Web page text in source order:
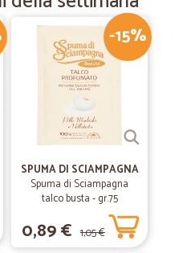
-15%
SPUMA DI SCIAMPAGNA
Spuma di Sciampagna
talco busta - gr.75
0,89 € 1,05 €